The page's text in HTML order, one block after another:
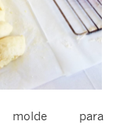
para